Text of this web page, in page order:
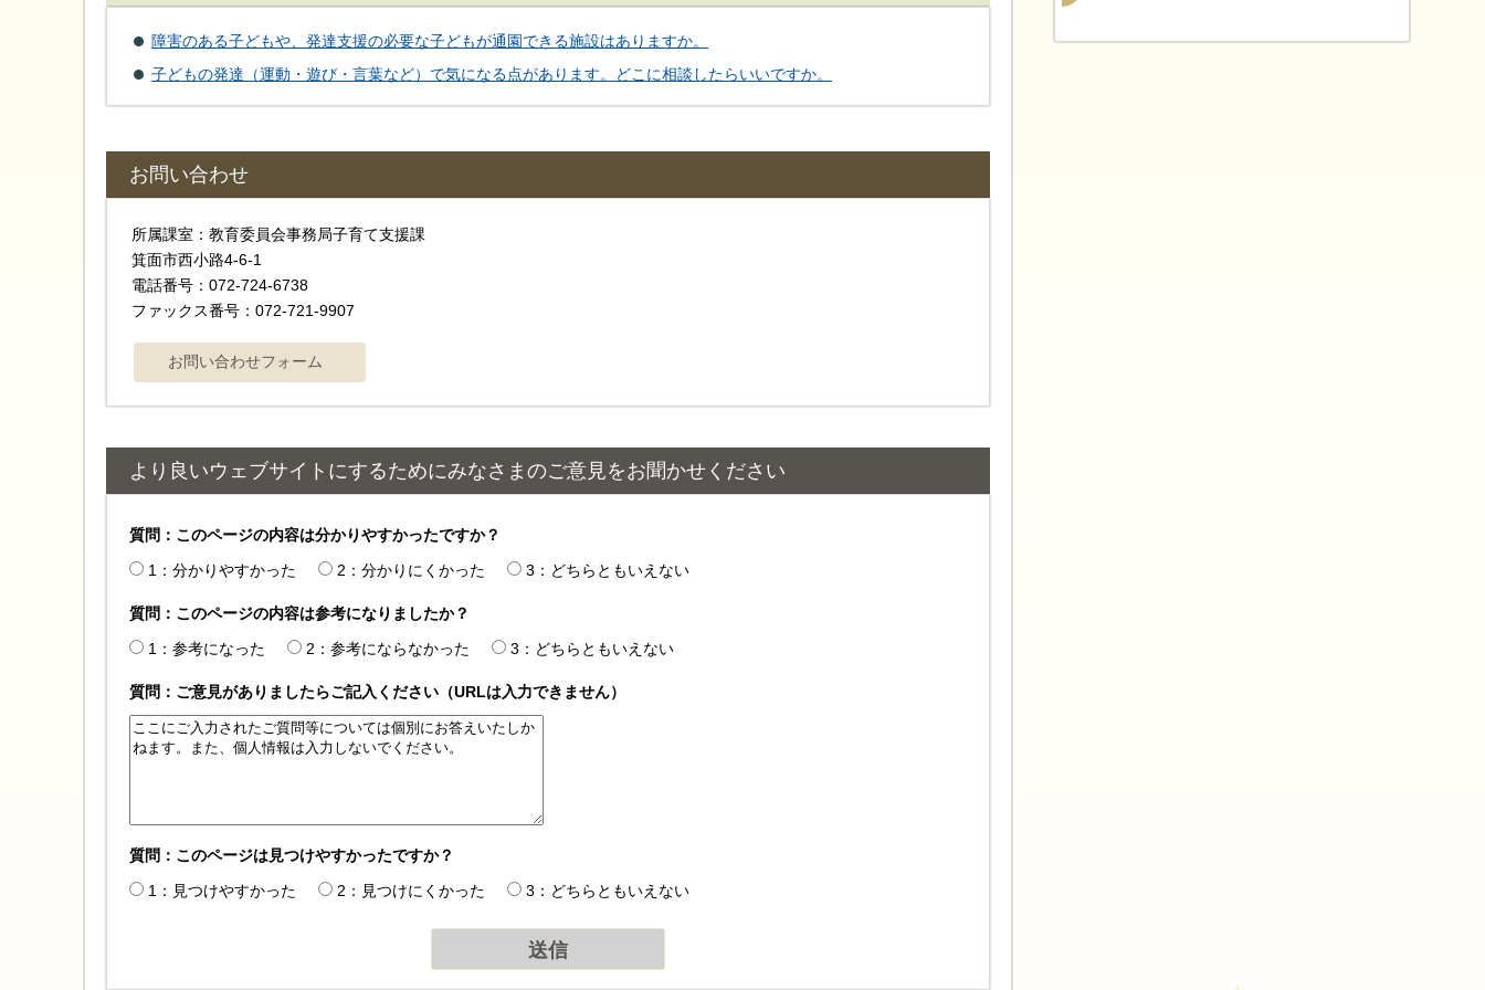
障害のある子どもや、発達支援の必要な子どもが通園できる施設はありますか。
子どもの発達（運動・遊び・言葉など）で気になる点があります。どこに相談したらいいですか。
お問い合わせ
所属課室：教育委員会事務局子育て支援課
箕面市西小路4‐6‐1
電話番号：072-724-6738
ファックス番号：072-721-9907
より良いウェブサイトにするためにみなさまのご意見をお聞かせください
質問：このページの内容は分かりやすかったですか？
1：分かりやすかった
2：分かりにくかった 3：どちらともいえない
質問：このページの内容は参考になりましたか？
1：参考になった
2：参考にならなかった 3：どちらともいえない
質問：ご意見がありましたらご記入ください（URLは入力できません）
質問：このページは見つけやすかったですか？
1：見つけやすかった
2：見つけにくかった 3：どちらともいえない